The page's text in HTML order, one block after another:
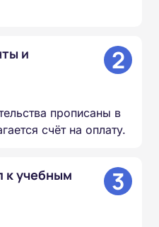
и
2
прописаны в
счёт на оплату.
к учебным
3